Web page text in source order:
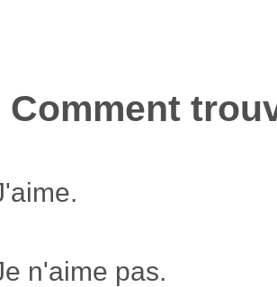
Comment
n'aime pas.